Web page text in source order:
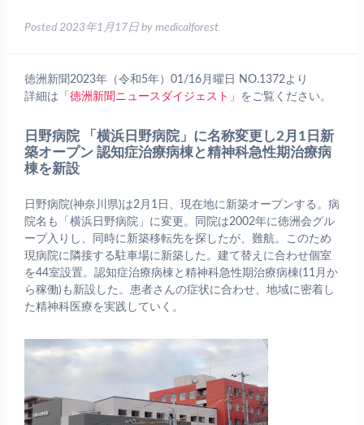
Posted 2023年1月17日 by medicalforest
徳洲新聞2023年（令和5年）01/16月曜日 NO.1372より
詳細は「 徳洲新聞ニュースダイジェスト 」をご覧ください。
日野病院 「横浜日野病院」に名称変更し2月1日新
築オープン 認知症治療病棟と精神科急性期治療病
棟を新設
日野病院(神奈川県)は2月1日、現在地に新築オープンする。病
院名も「横浜日野病院」に変更。同院は2002年に徳洲会グル
ープ入りし、同時に新築移転先を探したが、難航。このため
現病院に隣接する駐車場に新築した。建て替えに合わせ個室
を44室設置。認知症治療病棟と精神科急性期治療病棟(11月か
ら稼働)も新設した。患者さんの症状に合わせ、地域に密着し
た精神科医療を実践していく。